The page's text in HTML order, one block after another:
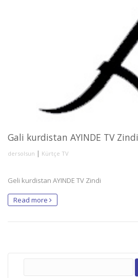
Gali kurdistan AYINDE TV Zindi
dersolsun | Kürtçe TV
Geli kurdistan AYINDE TV Zindi
Read more
Arama: